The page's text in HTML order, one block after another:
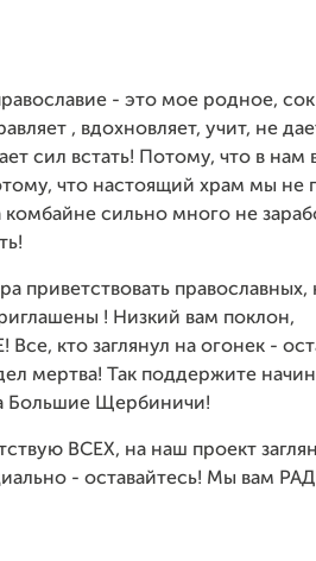
- это мое родное,
, вдохновляет, учит, не
сил встать! Потому, что в нам
что настоящий храм мы не
комбайне сильно много не
приветствовать православных,
! Низкий вам поклон,
кто заглянул на огонек -
мертва! Так поддержите
Большие Щербиничи!
ВСЕХ, на наш проект
- оставайтесь! Мы вам